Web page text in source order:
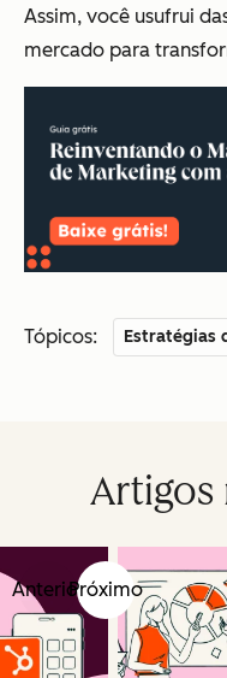
Assim, você usufrui
mercado para
Tópicos: Estratégias
Artigos
AnteriorPróximo